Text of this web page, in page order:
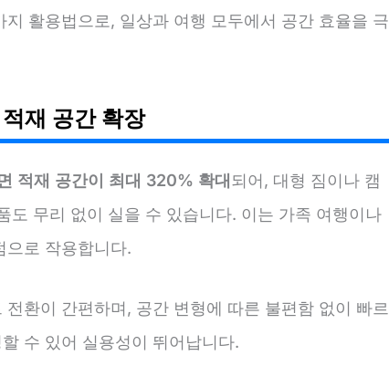
지 활용법으로, 일상과 여행 모두에서 공간 효율을 극
재 공간 확장
적재 공간이 최대 320% 확대 되어, 대형 짐이나 캠
도 무리 없이 실을 수 있습니다. 이는 가족 여행이나
으로 작용합니다.
환이 간편하며, 공간 변형에 따른 불편함 없이 빠르
수 있어 실용성이 뛰어납니다.